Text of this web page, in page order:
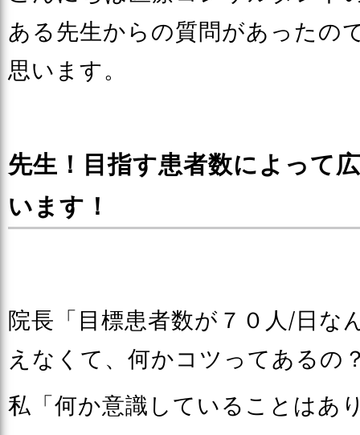
ある先生からの質問があったの
思います。
先生！目指す患者数によって
います！
院長「目標患者数が７０人/日な
えなくて、何かコツってあるの
私「何か意識していることはあ